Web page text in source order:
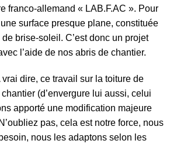
franco-allemand « LAB.F.AC ». Pour
surface presque plane, constituée
brise-soleil. C’est donc un projet
l’aide de nos abris de chantier.
dire, ce travail sur la toiture de
(d’envergure lui aussi, celui
apporté une modification majeure
pas, cela est notre force, nous
nous les adaptons selon les